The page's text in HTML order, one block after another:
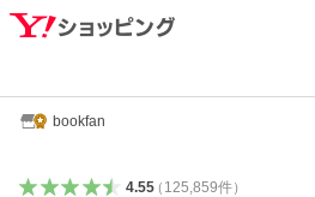
bookfan
4.55（ 125,859件）